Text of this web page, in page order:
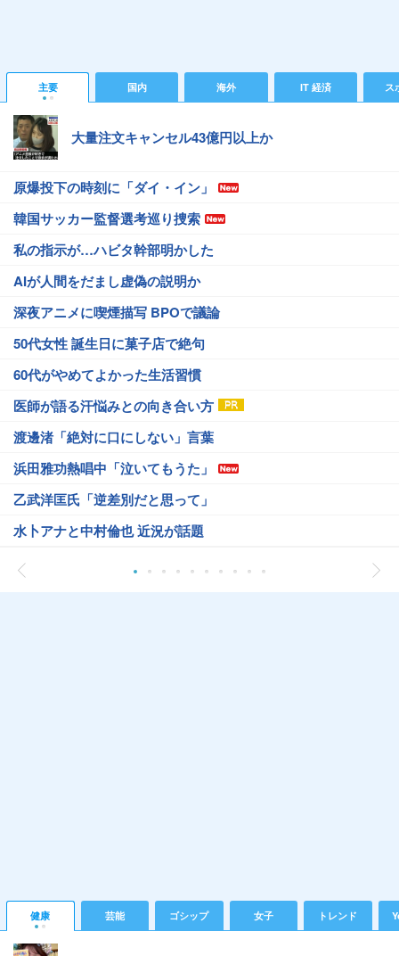
主要 国内 海外 IT 経済 ス
大量注文キャンセル43億円以上か
原爆投下の時刻に「ダイ・イン」
韓国サッカー監督選考巡り捜索
私の指示が…ハビタ幹部明かした
AIが人間をだまし虚偽の説明か
深夜アニメに喫煙描写 BPOで議論
50代女性 誕生日に菓子店で絶句
60代がやめてよかった生活習慣
医師が語る汗悩みとの向き合い方
渡邊渚「絶対に口にしない」言葉
浜田雅功熱唱中「泣いてもうた」
乙武洋匡氏「逆差別だと思って」
水卜アナと中村倫也 近況が話題
健康 芸能 ゴシップ 女子 トレンド